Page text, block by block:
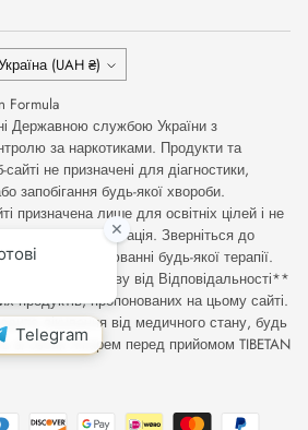
Україна (UAH ₴)
Formula
Державною службою України з
за наркотиками. Продукти та
не призначені для діагностики,
запобігання будь-якої хвороби.
призначена лише для освітніх цілей і не
консультація. Зверніться до
при оцінюванні будь-якої терапії.
Медичну Відмову від Відповідальності**
продуктів, пропонованих на цьому сайті.
лікування від медичного стану, будь
зі своїм лікарем перед прийомом TIBETAN